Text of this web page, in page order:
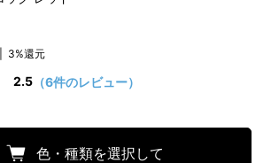
3%還元
2.5 （6件のレビュー）
色・種類を選択して